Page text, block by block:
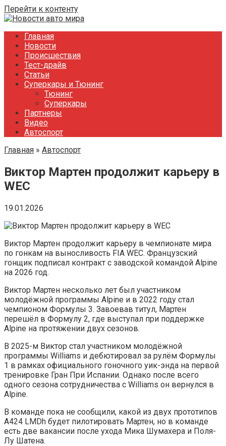
Перейти к контенту
Главная
Новости
Происшествия
Тест-драйв
Статьи
Суперкары и Тюнинг
Тюнинг
Суперкары
Партнеры
Видео
Автоспорт
Главная » Автоспорт
Виктор Мартен продолжит карьеру в
WEC
19.01.2026
Виктор Мартен продолжит карьеру в чемпионате мира
по гонкам на выносливость FIA WEC. Французский
гонщик подписал контракт с заводской командой Alpine
на 2026 год.
Виктор Мартен несколько лет был участником
молодёжной программы Alpine и в 2022 году стал
чемпионом Формулы 3. Завоевав титул, Мартен
перешёл в Формулу 2, где выступал при поддержке
Alpine на протяжении двух сезонов.
В 2025-м Виктор стал участником молодёжной
программы Williams и дебютировал за рулём Формулы
1 в рамках официального гоночного уик-энда на первой
тренировке Гран При Испании. Однако после всего
одного сезона сотрудничества с Williams он вернулся в
Alpine.
В команде пока не сообщили, какой из двух прототипов
A424 LMDh будет пилотировать Мартен, но в команде
есть две вакансии после ухода Мика Шумахера и Поля-
Лу Шатена.